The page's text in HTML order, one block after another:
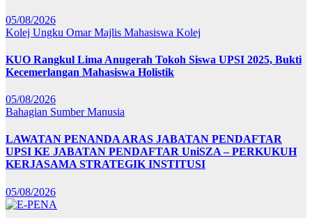
05/08/2026
Kolej Ungku OmarMajlis Mahasiswa Kolej
KUO Rangkul Lima Anugerah Tokoh Siswa UPSI 2025, Bukti
Kecemerlangan Mahasiswa Holistik
05/08/2026
Bahagian Sumber Manusia
LAWATAN PENANDA ARAS JABATAN PENDAFTAR
UPSI KE JABATAN PENDAFTAR UniSZA – PERKUKUH
KERJASAMA STRATEGIK INSTITUSI
05/08/2026